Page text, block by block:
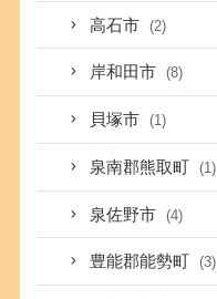
高石市 (2)
岸和田市 (8)
貝塚市 (1)
泉南郡熊取町 (1)
泉佐野市 (4)
豊能郡能勢町 (3)